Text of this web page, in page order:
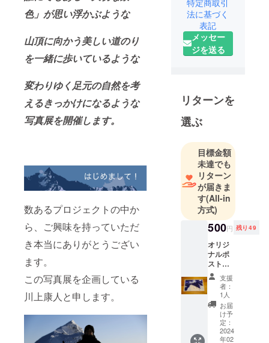
色」が思い浮かぶような
山頂に向かう美しい道のり
を一緒に歩いているような
変わりゆく足元の自然を考
えるきっかけになるような
写真展を開催します。
数あるプロジェクトの中か
ら、ご興味を持っていただ
き本当にありがとうござい
ます。
この写真展を企画している
川上康人と申します。
法に基づく
表記
メッセー
ジを送る
リターンを
選ぶ
目標金額
未達でも
リターン
が届きま
す(All-in
方式)
500円 残り49
オリジ
ナルポ
スト
カード
手書き
のメッ
セージ
を添え
てお礼
致しま
す。
支援
者：
1人
お届
け予
定：
2024
年02